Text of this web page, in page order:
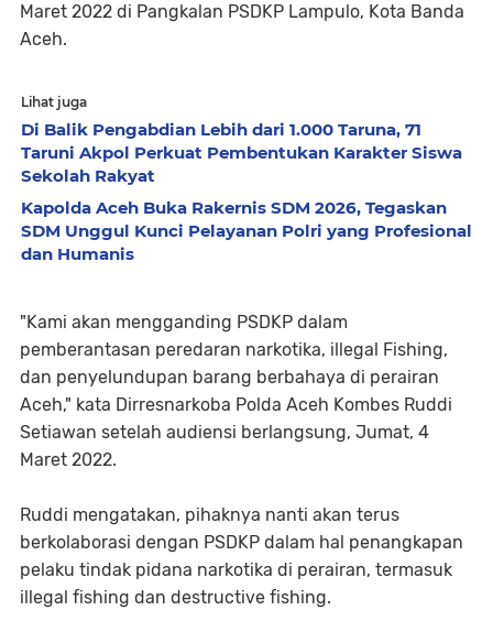
Maret 2022 di Pangkalan PSDKP Lampulo, Kota Banda
Aceh.
Lihat juga
Di Balik Pengabdian Lebih dari 1.000 Taruna, 71
Taruni Akpol Perkuat Pembentukan Karakter Siswa
Sekolah Rakyat
Kapolda Aceh Buka Rakernis SDM 2026, Tegaskan
SDM Unggul Kunci Pelayanan Polri yang Profesional
dan Humanis
"Kami akan mengganding PSDKP dalam
pemberantasan peredaran narkotika, illegal Fishing,
dan penyelundupan barang berbahaya di perairan
Aceh," kata Dirresnarkoba Polda Aceh Kombes Ruddi
Setiawan setelah audiensi berlangsung, Jumat, 4
Maret 2022.
Ruddi mengatakan, pihaknya nanti akan terus
berkolaborasi dengan PSDKP dalam hal penangkapan
pelaku tindak pidana narkotika di perairan, termasuk
illegal fishing dan destructive fishing.